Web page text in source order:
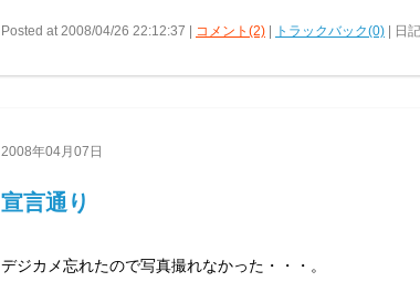
Posted at 2008/04/26 22:12:37 | コメント(2) トラックバック(0) | 日記
2008年04月07日
宣言通り
デジカメ忘れたので写真撮れなかった・・・。